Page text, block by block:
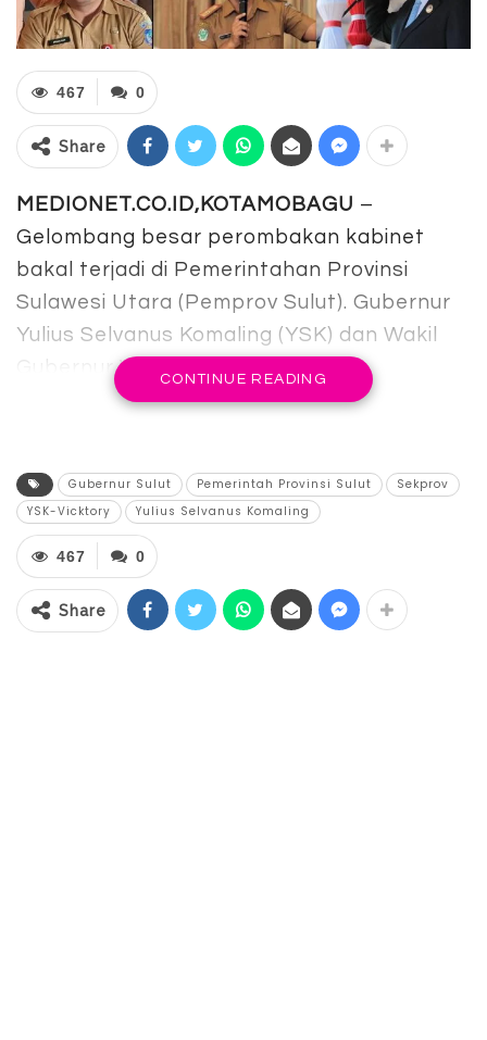
0
467
Share
MEDIONET.CO.ID,KOTAMOBAGU –
Gelombang besar perombakan kabinet
bakal terjadi di Pemerintahan Provinsi
Sulawesi Utara (Pemprov Sulut). Gubernur
Yulius Selvanus Komaling (YSK) dan Wakil
Gubernur Viktor Mailangkay mulai
menyusun langkah strategis. Termasuk
Terpilihnya YSK-Viktor sebagai top
eksekutif Sulut membuat banyak pihak
mulai cari channel. Deretan ASN beken
hingga pejabat eselon II dan III dikabarkan
CONTINUE READING
Gubernur Sulut Pemerintah Provinsi Sulut
Sekprov
YSK-Vicktory
Yulius Selvanus Komaling
0
467
Share